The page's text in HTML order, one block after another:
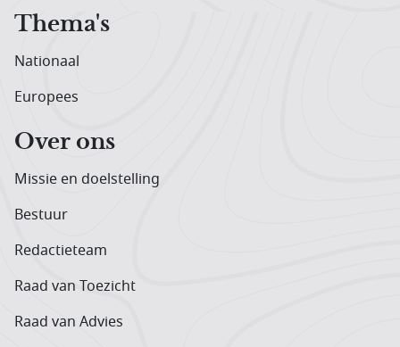
Thema's
Nationaal
Europees
Over ons
Missie en doelstelling
Bestuur
Redactieteam
Raad van Toezicht
Raad van Advies